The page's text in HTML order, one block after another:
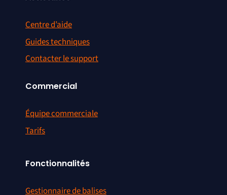
Centre d’aide
Guides techniques
Contacter le support
Commercial
Équipe commerciale
Tarifs
Fonctionnalités
Gestionnaire de balises